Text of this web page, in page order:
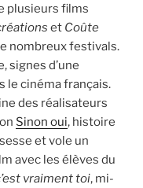
plusieurs films
et Coûte
nombreux festivals.
signes d’une
le cinéma français.
des réalisateurs
Sinon oui, histoire
et vole un
avec les élèves du
vraiment toi, mi-